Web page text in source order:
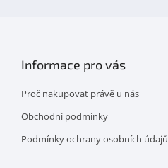
Informace pro vás
Proč nakupovat právě u nás
Obchodní podmínky
Podmínky ochrany osobních údajů